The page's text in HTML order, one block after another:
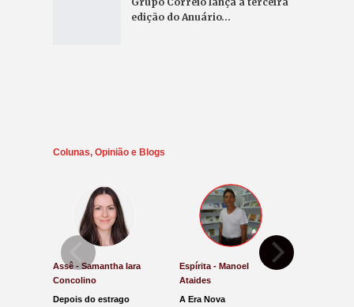
edição do Anuário…
Colunas, Opinião e Blogs
Assê - Samantha Iara
Concolino
Depois do estrago
Espírita - Manoel
Ataides
A Era Nova